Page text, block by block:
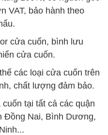
VAT, bảo hành theo
cửa cuốn, bình lưu
cửa cuốn.
các loại cửa cuốn trên
chất lượng đảm bảo.
tại tất cả các quận
Đồng Nai, Bình Dương,